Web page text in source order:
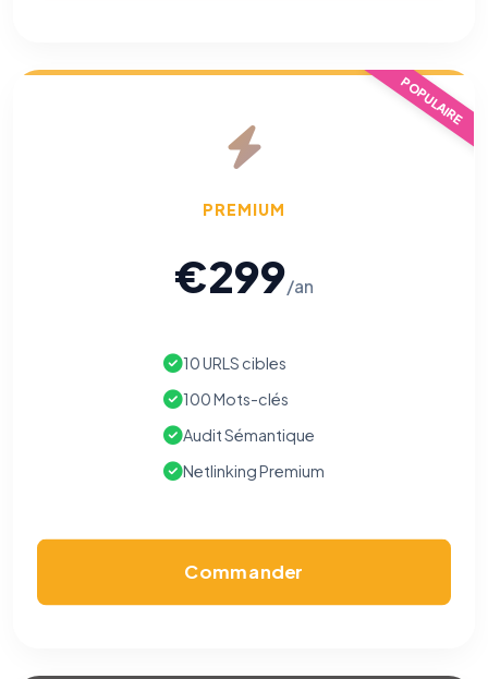
POPULAIRE
PREMIUM
€299/an
10 URLS cibles
100 Mots-clés
Audit Sémantique
Netlinking Premium
Commander